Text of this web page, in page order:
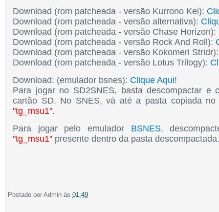
Download (rom patcheada - versão Kurrono Kei):
Download (rom patcheada - versão alternativa):
Download (rom patcheada - versão Chase Horizon):
Download (rom patcheada - versão Rock And Roll):
Download (rom patcheada - versão Kokomeri Stridr
Download (rom patcheada - versão Lotus Trilogy):
Download: (emulador bsnes): Clique Aqui!
Para jogar no SD2SNES, basta descompactar e
cartão SD. No SNES, vá até a pasta copiada
"tg_msu1".
Para jogar pelo emulador BSNES,
"tg_msu1" presente dentro da pasta descompactada.
Postado por Admin às 01:49